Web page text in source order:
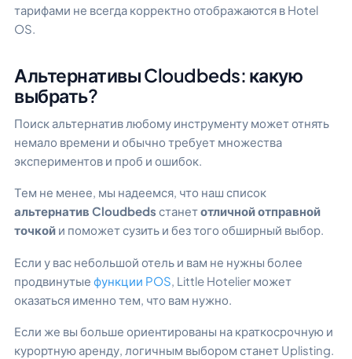
тарифами не всегда корректно отображаются в Hotel
OS.
Альтернативы Cloudbeds: какую
выбрать?
Поиск альтернатив любому инструменту может отнять
немало времени и обычно требует множества
экспериментов и проб и ошибок.
Тем не менее, мы надеемся, что наш список
альтернатив Cloudbeds станетотличной отправной
точкой и поможет сузить и без того обширный выбор.
Если у вас небольшой отель и вам не нужны более
продвинутые функции POS , Little Hotelier может
оказаться именно тем, что вам нужно.
Если же вы больше ориентированы на краткосрочную и
курортную аренду, логичным выбором станет Uplisting.